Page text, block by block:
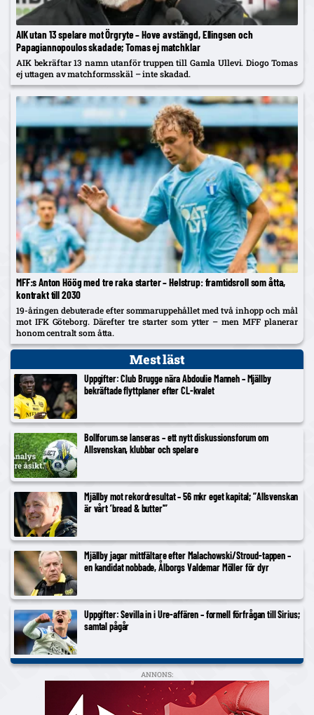
AIK utan 13 spelare mot Örgryte – Hove avstängd, Ellingsen och
Papagiannopoulos skadade; Tomas ej matchklar
AIK bekräftar 13 namn utanför truppen till Gamla Ullevi. Diogo Tomas
ej uttagen av matchformsskäl – inte skadad.
MFF:s Anton Höög med tre raka starter – Helstrup: framtidsroll som åtta,
kontrakt till 2030
19-åringen debuterade efter sommaruppehållet med två inhopp och mål
mot IFK Göteborg. Därefter tre starter som ytter – men MFF planerar
honom centralt som åtta.
Mest läst
Uppgifter: Club Brugge nära Abdoulie Manneh – Mjällby
bekräftade flyttplaner efter CL-kvalet
Bollforum.se lanseras – ett nytt diskussionsforum om
Allsvenskan, klubbar och spelare
Mjällby mot rekordresultat – 56 mkr eget kapital; ”Allsvenskan
är vårt ’bread & butter'”
Mjällby jagar mittfältare efter Malachowski/Stroud-tappen –
en kandidat nobbade, Ålborgs Valdemar Möller för dyr
Uppgifter: Sevilla in i Ure-affären – formell förfrågan till Sirius;
samtal pågår
ANNONS: